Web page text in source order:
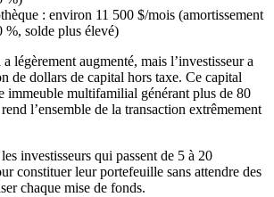
: environ 11 500 $/mois (amortissement
%, solde plus élevé)
légèrement augmenté, mais l’investisseur a
de dollars de capital hors taxe. Ce capital
immeuble multifamilial générant plus de 80
l’ensemble de la transaction extrêmement
investisseurs qui passent de 5 à 20
constituer leur portefeuille sans attendre des
chaque mise de fonds.